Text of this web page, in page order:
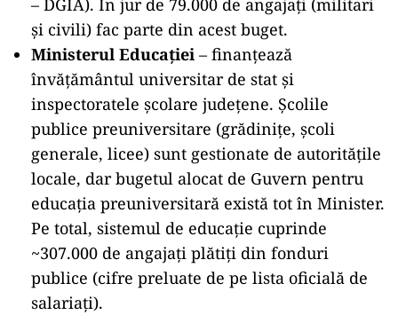
– DGIA). În jur de 79.000 de angajați (militari
și civili) fac parte din acest buget.
Ministerul Educației – finanțează
învățământul universitar de stat și
inspectoratele școlare județene. Școlile
publice preuniversitare (grădinițe, școli
generale, licee) sunt gestionate de autoritățile
locale, dar bugetul alocat de Guvern pentru
educația preuniversitară există tot în Minister.
Pe total, sistemul de educație cuprinde
~307.000 de angajați plătiți din fonduri
publice (cifre preluate de pe lista oficială de
salariați).